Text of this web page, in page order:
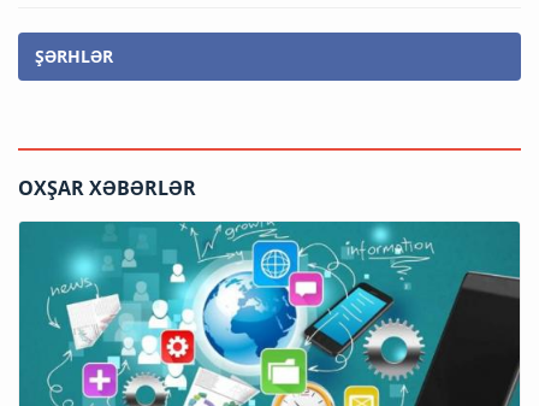
ŞƏRHLƏR
OXŞAR XƏBƏRLƏR